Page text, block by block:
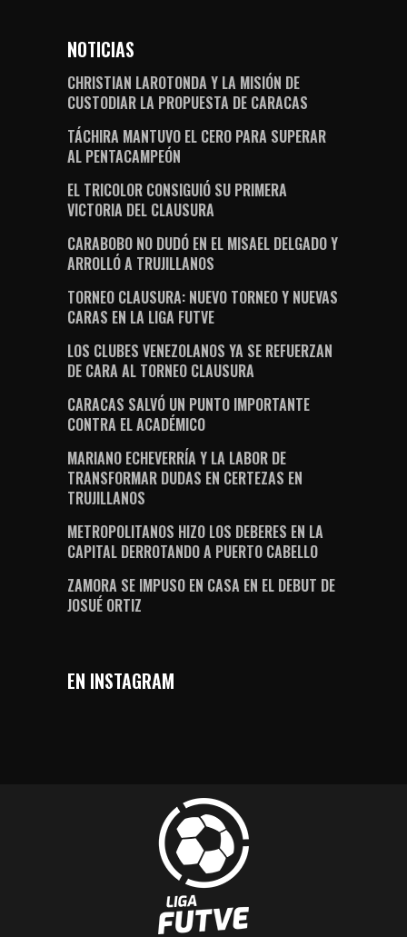
NOTICIAS
CHRISTIAN LAROTONDA Y LA MISIÓN DE
CUSTODIAR LA PROPUESTA DE CARACAS
TÁCHIRA MANTUVO EL CERO PARA SUPERAR
AL PENTACAMPEÓN
EL TRICOLOR CONSIGUIÓ SU PRIMERA
VICTORIA DEL CLAUSURA
CARABOBO NO DUDÓ EN EL MISAEL DELGADO Y
ARROLLÓ A TRUJILLANOS
TORNEO CLAUSURA: NUEVO TORNEO Y NUEVAS
CARAS EN LA LIGA FUTVE
LOS CLUBES VENEZOLANOS YA SE REFUERZAN
DE CARA AL TORNEO CLAUSURA
CARACAS SALVÓ UN PUNTO IMPORTANTE
CONTRA EL ACADÉMICO
MARIANO ECHEVERRÍA Y LA LABOR DE
TRANSFORMAR DUDAS EN CERTEZAS EN
TRUJILLANOS
METROPOLITANOS HIZO LOS DEBERES EN LA
CAPITAL DERROTANDO A PUERTO CABELLO
ZAMORA SE IMPUSO EN CASA EN EL DEBUT DE
JOSUÉ ORTIZ
EN INSTAGRAM